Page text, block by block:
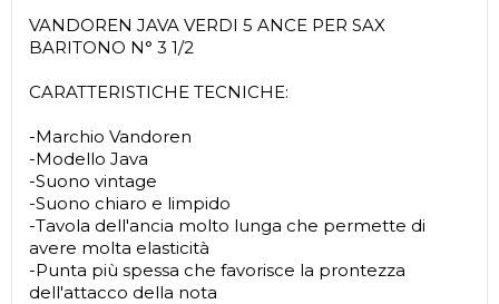
VANDOREN JAVA VERDI 5 ANCE PER SAX
BARITONO N° 3 1/2
CARATTERISTICHE TECNICHE:
-Marchio Vandoren
-Modello Java
-Suono vintage
-Suono chiaro e limpido
-Tavola dell'ancia molto lunga che permette di
avere molta elasticità
-Punta più spessa che favorisce la prontezza
dell'attacco della nota